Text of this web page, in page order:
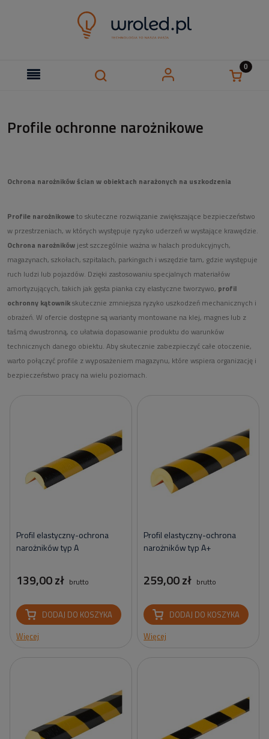
Profile ochronne narożnikowe
Ochrona narożników ścian w obiektach narażonych na uszkodzenia
Profile narożnikoweto skuteczne rozwiązanie zwiększające bezpieczeństwo
w przestrzeniach, w których występuje ryzyko uderzeń w wystające krawędzie.
Ochrona narożników jest szczególnie ważna w halach produkcyjnych,
magazynach, szkołach, szpitalach, parkingach i wszędzie tam, gdzie występuje
ruch ludzi lub pojazdów. Dzięki zastosowaniu specjalnych materiałów
amortyzujących, takich jak gęsta pianka czy elastyczne tworzywo, profil
ochronny kątownikskutecznie zmniejsza ryzyko uszkodzeń mechanicznych i
obrażeń. W ofercie dostępne są warianty montowane na klej, magnes lub z
taśmą dwustronną, co ułatwia dopasowanie produktu do warunków
technicznych danego obiektu. Aby skutecznie zabezpieczyć całe otoczenie,
warto połączyć profile zwyposażeniem magazynu, które wspiera organizację i
bezpieczeństwo pracy na wielu poziomach.
Profil elastyczny-ochrona
narożników typ A
139,00 zł brutto
DODAJ DO KOSZYKA
Więcej
Profil elastyczny-ochrona
narożników typ A+
259,00 zł brutto
DODAJ DO KOSZYKA
Więcej